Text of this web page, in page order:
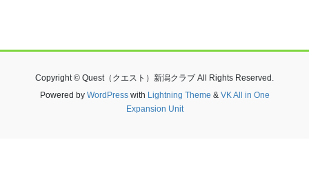
Copyright © Quest（クエスト）新潟クラブ All Rights Reserved.
Powered by WordPresswith Lightning Theme & VK All in One
Expansion Unit